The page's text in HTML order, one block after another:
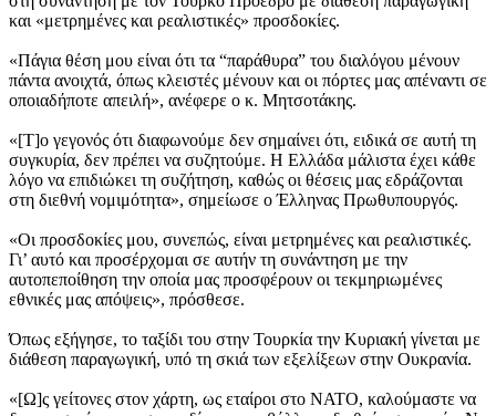
και «μετρημένες και ρεαλιστικές» προσδοκίες.
«Πάγια θέση μου είναι ότι τα “παράθυρα” του διαλόγου μένουν
πάντα ανοιχτά, όπως κλειστές μένουν και οι πόρτες μας απέναντι σε
οποιαδήποτε απειλή», ανέφερε ο κ. Μητσοτάκης.
«[Τ]ο γεγονός ότι διαφωνούμε δεν σημαίνει ότι, ειδικά σε αυτή τη
συγκυρία, δεν πρέπει να συζητούμε. Η Ελλάδα μάλιστα έχει κάθε
λόγο να επιδιώκει τη συζήτηση, καθώς οι θέσεις μας εδράζονται
στη διεθνή νομιμότητα», σημείωσε ο Έλληνας Πρωθυπουργός.
«Οι προσδοκίες μου, συνεπώς, είναι μετρημένες και ρεαλιστικές.
Γι’ αυτό και προσέρχομαι σε αυτήν τη συνάντηση με την
αυτοπεποίθηση την οποία μας προσφέρουν οι τεκμηριωμένες
εθνικές μας απόψεις», πρόσθεσε.
Όπως εξήγησε, το ταξίδι του στην Τουρκία την Κυριακή γίνεται με
διάθεση παραγωγική, υπό τη σκιά των εξελίξεων στην Ουκρανία.
«[Ω]ς γείτονες στον χάρτη, ως εταίροι στο ΝΑΤΟ, καλούμαστε να